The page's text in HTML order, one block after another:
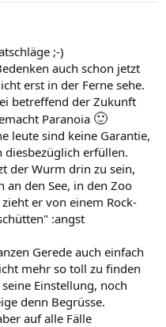
;-)
auch schon jetzt
erst in der Ferne sehe.
betreffend der Zukunft
Paranoia 🙂
leute sind keine Garantie,
diesbezüglich erfüllen.
der Wurm drin zu sein,
an den See, in den Zoo
er von einem Rock-
:angst
Gerede auch einfach
mehr so toll zu finden
Einstellung, noch
denn Begrüsse.
auf alle Fälle